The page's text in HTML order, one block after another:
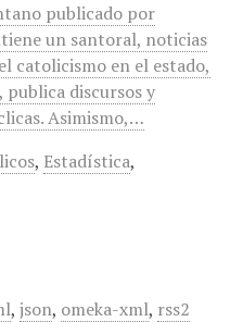
publicado por
un santoral, noticias
catolicismo en el estado,
publica discursos y
Asimismo,…
, Estadística,
, json, omeka-xml, rss2